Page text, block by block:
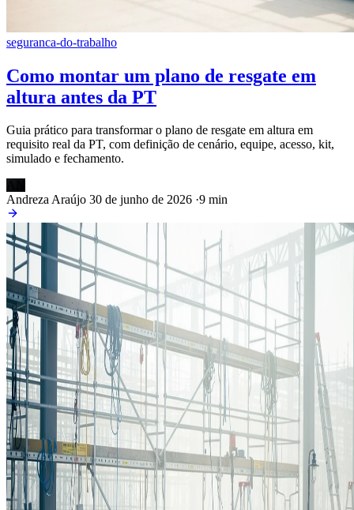
seguranca-do-trabalho
Como montar um plano de resgate em
altura antes da PT
Guia prático para transformar o plano de resgate em altura em
requisito real da PT, com definição de cenário, equipe, acesso, kit,
simulado e fechamento.
Andreza Araújo 30 de junho de 2026 ·9 min